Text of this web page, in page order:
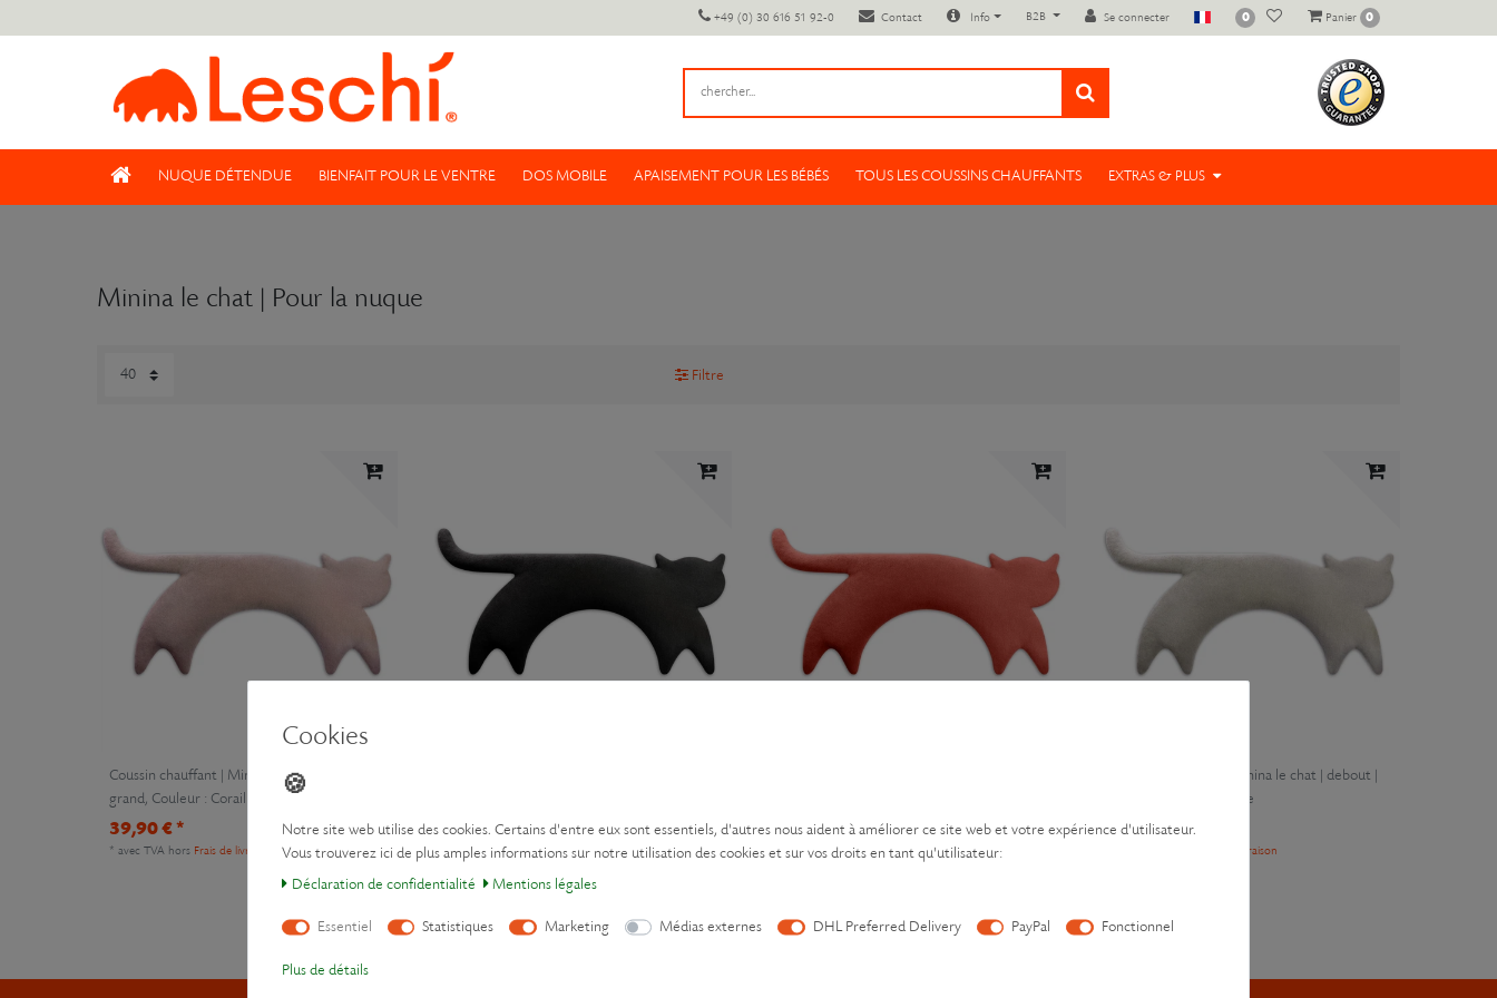
+49 (0) 30 616 51 92-0 Contact Info B2B Se connecter 0 Panier 0
NUQUE DÉTENDUE BIENFAIT POUR LE VENTRE DOS MOBILE APAISEMENT POUR LES BÉBÉS TOUS LES COUSSINS CHAUFFANTS EXTRAS & PLUS
Minina le chat | Pour la nuque
Filtre
Coussin chauffant | Minina le chat | debout |
grand, Couleur : Corail
39,90 € *
*avec TVA hors Frais de livraison
39,90 € *
*avec TVAhorsFrais de livraison
39,90 € *
*avec TVAhorsFrais de livraison
Coussin chauffant | Minina le chat | debout |
, Couleur : Brume
39,90 € *
Frais de livraison
Cookies
Notre site web utilise des cookies. Certains d'entre eux sont essentiels, d'autres nous aident à améliorer ce site web et votre expérience d'utilisateur.
Vous trouverez ici de plus amples informations sur notre utilisation des cookies et sur vos droits en tant qu'utilisateur:
Déclaration de confidentialité
Mentions légales
Essentiel Statistiques Marketing Médias externes DHL Preferred Delivery PayPal Fonctionnel
Plus de détails